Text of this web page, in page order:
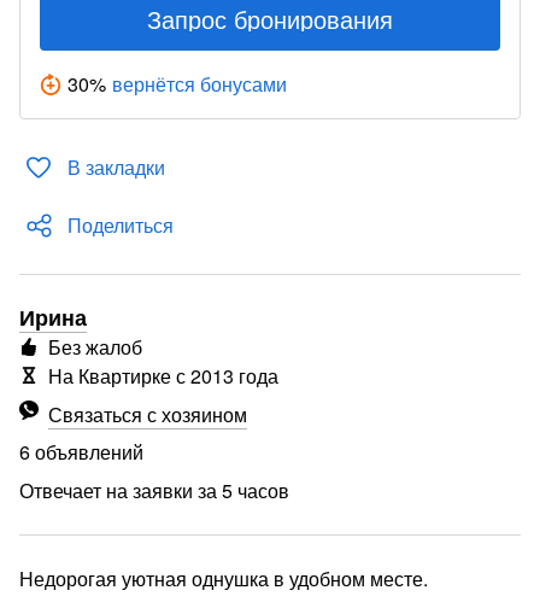
Запрос бронирования
30% вернётся бонусами
В закладки
Поделиться
Ирина
Связаться с хозяином
6 объявлений
Отвечает на заявки за 5 часов
Без жалоб
На Квартирке с 2013 года
Недорогая уютная однушка в удобном месте.